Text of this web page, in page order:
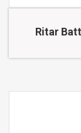
Ritar